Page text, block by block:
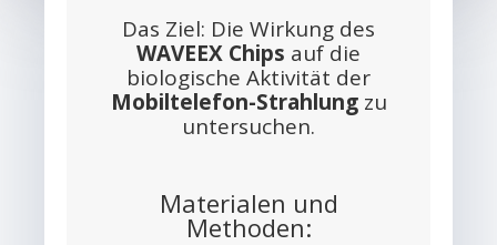
Das Ziel: Die Wirkung des
WAVEEX Chips auf die
biologische Aktivität der
Mobiltelefon-Strahlungzu
untersuchen.
Materialen und
Methoden: